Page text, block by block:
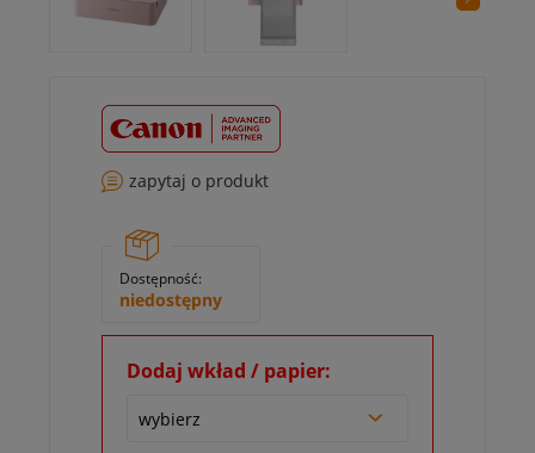
zapytaj o produkt
Dostępność:
niedostępny
Dodaj wkład / papier: